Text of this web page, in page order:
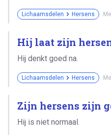
Lichaamsdelen Hersens
Hij laat zijn
Hij denkt goed na.
Lichaamsdelen Hersens
Zijn hersens zijn
Hij is niet normaal.